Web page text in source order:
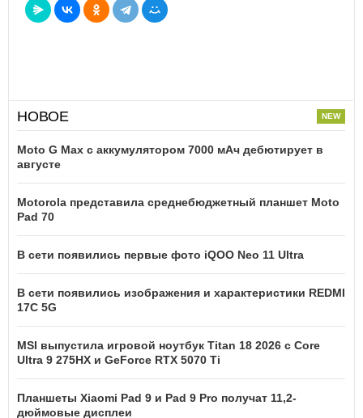
НОВОЕ
Moto G Max с аккумулятором 7000 мАч дебютирует в
августе
Motorola представила среднебюджетный планшет Moto
Pad 70
В сети появились первые фото iQOO Neo 11 Ultra
В сети появились изображения и характеристики REDMI
17C 5G
MSI выпустила игровой ноутбук Titan 18 2026 с Core
Ultra 9 275HX и GeForce RTX 5070 Ti
Планшеты Xiaomi Pad 9 и Pad 9 Pro получат 11,2-
дюймовые дисплеи